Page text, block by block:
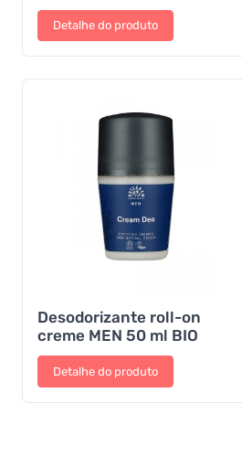
Detalhe do produto
Desodorizante roll-on
creme MEN 50 ml BIO
Detalhe do produto